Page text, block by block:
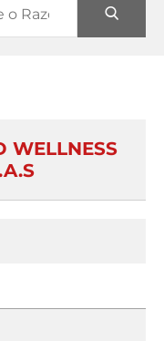
WELLNESS